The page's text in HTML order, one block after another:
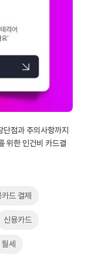
점과 주의사항까지
위한 인건비 카드결
드 결제
신용카드
월세